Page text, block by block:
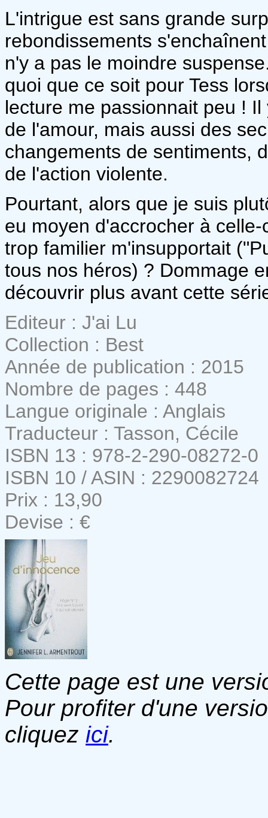
L'intrigue est sans grande
rebondissements
n'y a pas le moindre
quoi que ce soit pour Tess
lecture me passionnait peu !
de l'amour, mais aussi des
changements de sentiments,
de l'action violente.
Pourtant, alors que je suis
eu moyen d'accrocher à
trop familier m'insupportait
tous nos héros) ? Dommage
découvrir plus avant cette
Editeur : J'ai Lu
Collection : Best
Année de publication : 2015
Nombre de pages : 448
Langue originale : Anglais
Traducteur : Tasson, Cécile
ISBN 13 : 978-2-290-08272-0
ISBN 10 / ASIN : 2290082724
Prix : 13,90
Devise : €
Cette page est une
Pour profiter d'une
cliquez ici.